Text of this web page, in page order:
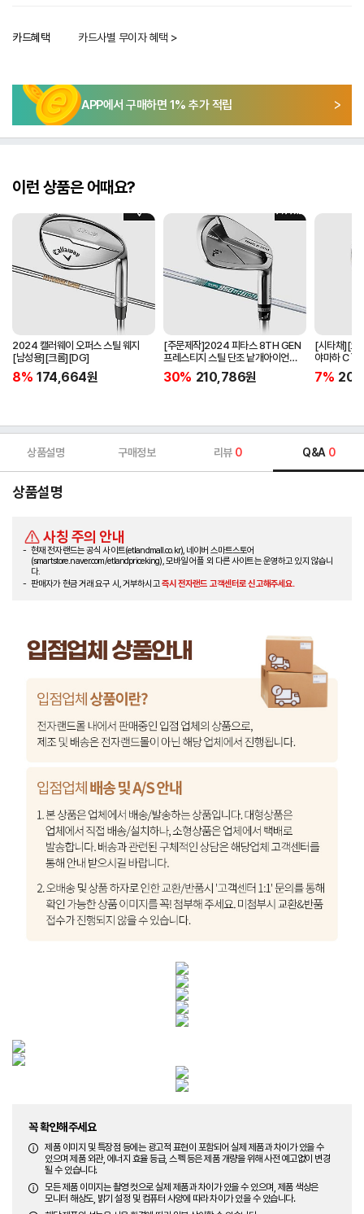
카드혜택 카드사별 무이자 혜택 >
APP에서 구매하면 1% 추가 적립
이런 상품은 어때요?
2024 캘러웨이 오퍼스 스틸 웨지
[남성용][크롬][DG]
8% 174,664원
[주문제작]2024 피타스 8TH GEN
프레스티지 스틸 단조 낱개아이언
[남성용][4번][NSPRO950GH
NEO]
30% 210,786원
[시타채][오
야마하 C`s
[여성용][화
ORIGINAL]
7%
상품설명 구매정보 리뷰 0 Q&A 0
상품설명
사칭 주의 안내
현재 전자랜드는 공식 사이트(etlandmall.co.kr), 네이버 스마트스토어
(smartstore.naver.com/etlandpriceking), 모바일 어플 외 다른 사이트는 운영하고 있지 않습니
다.
판매자가 현금 거래 요구 시, 거부하시고즉시 전자랜드 고객센터로 신고해주세요.
꼭 확인해주세요
제품 이미지 및 특장점 등에는 광고적 표현이 포함되어 실제 제품과 차이가 있을 수
있으며 제품 외관, 에너지 효율 등급, 스펙 등은 제품 개량을 위해 사전 예고없이 변경
될 수 있습니다.
모든 제품 이미지는 촬영 컷으로 실제 제품과 차이가 있을 수 있으며, 제품 색상은
모니터 해상도, 밝기 설정 및 컴퓨터 사양에 따라 차이가 있을 수 있습니다.